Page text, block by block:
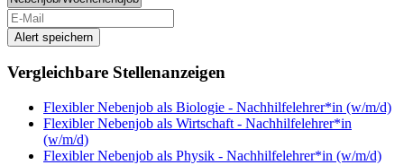
Alert speichern
Vergleichbare Stellenanzeigen
Flexibler Nebenjob als Biologie - Nachhilfelehrer*in (w/m/d)
Flexibler Nebenjob als Wirtschaft - Nachhilfelehrer*in
(w/m/d)
Flexibler Nebenjob als Physik - Nachhilfelehrer*in (w/m/d)